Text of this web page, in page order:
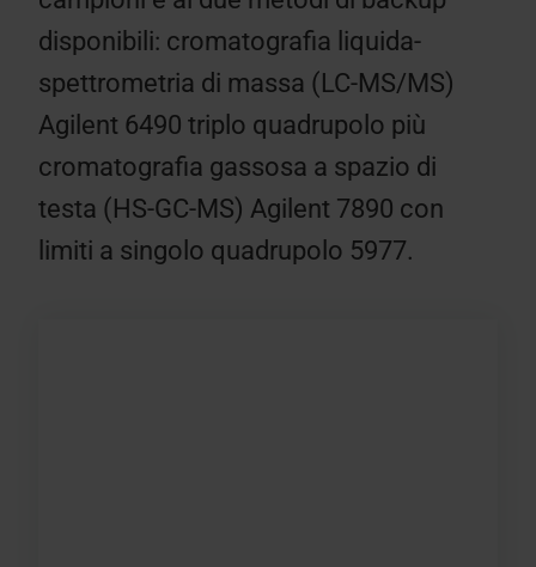
disponibili: cromatografia liquida-
spettrometria di massa (LC-MS/MS)
Agilent 6490 triplo quadrupolo più
cromatografia gassosa a spazio di
testa (HS-GC-MS) Agilent 7890 con
limiti a singolo quadrupolo 5977.